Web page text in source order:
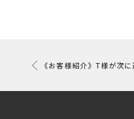
《お客様紹介》T様が次